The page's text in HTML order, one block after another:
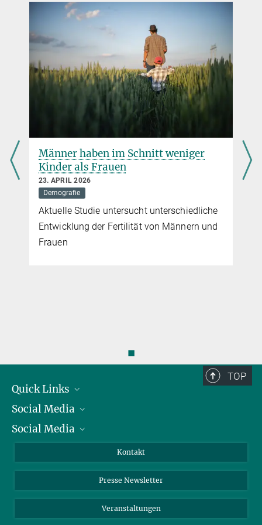
+49 381 2081-0
Männer haben im Schnitt weniger
Kinder als Frauen
23. APRIL 2026
Demografie
Aktuelle Studie untersucht unterschiedliche
Entwicklung der Fertilität von Männern und
Frauen
◼
TOP
Quick Links
Präsident
Zahlen und Fakten
Meldestelle Fehlverhalten
Social Media
Bluesky
Social Media
YouTube
Kontakt
Presse Newsletter
Veranstaltungen